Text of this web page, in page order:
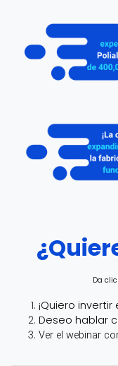
Da
¡Quiero invertir
Deseo hablar
Ver el webinar